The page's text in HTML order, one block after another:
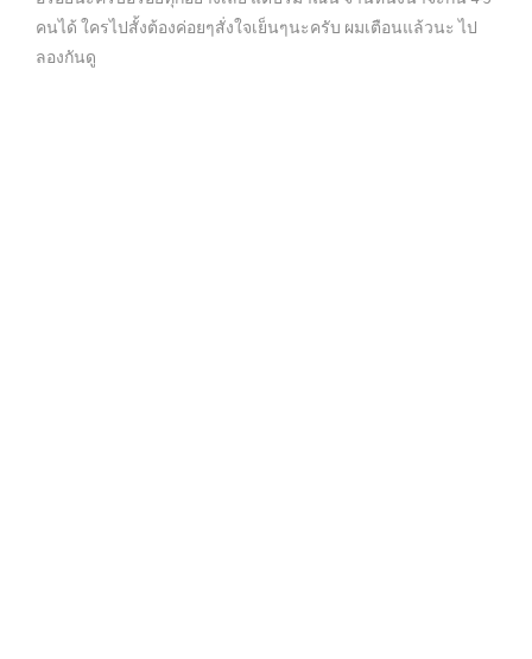
คนได้ ใครไปสั้งต้องค่อยๆสั่งใจเย็นๆนะครับ ผมเตือนแล้วนะ ไป
ลองกันดู